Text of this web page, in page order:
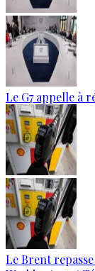
Le G7 appelle à
Le Brent